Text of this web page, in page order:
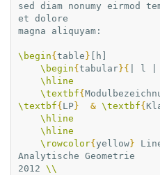
sed diam nonumy eirmod
et dolore
magna aliquyam:
\begin{ table } [h]
\begin{ tabular}{ | l |
\hline
\textbf{
\textbf{ LP} & \textbf{
\hline
\hline
\rowcolor{ yellow}
Analytische
2012 \\